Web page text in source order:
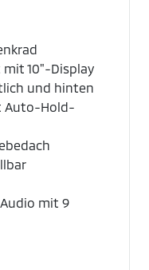
10"-Display
und hinten
Auto-Hold-
mit 9